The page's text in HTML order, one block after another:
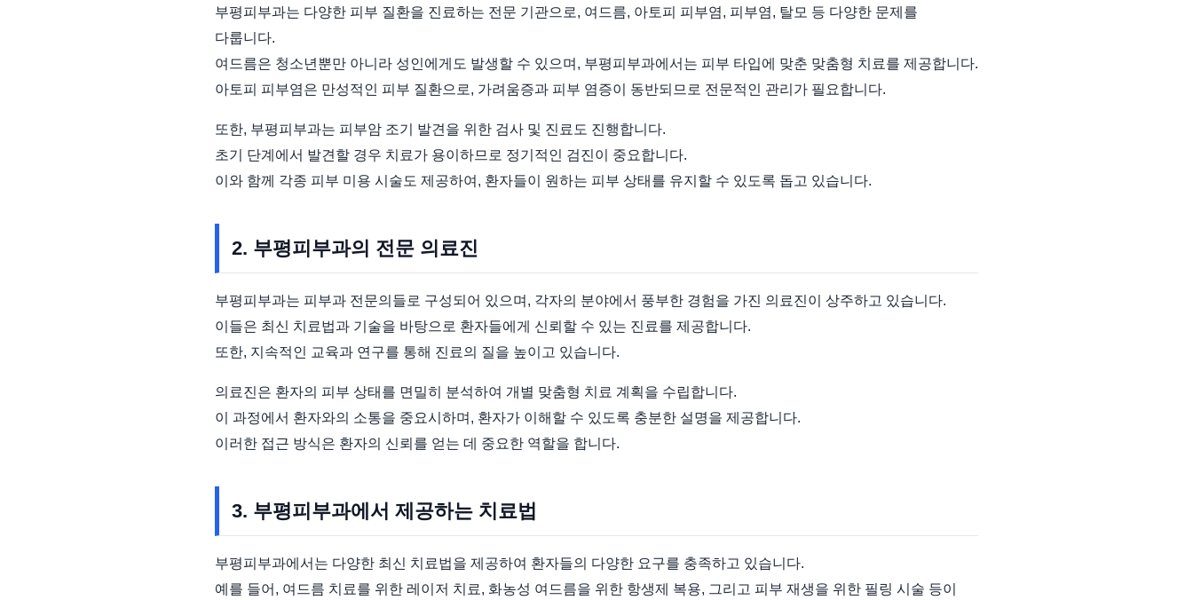
부평피부과는 다양한 피부 질환을 진료하는 전문 기관으로, 여드름, 아토피 피부염, 피부염, 탈모 등 다양한 문제를
다룹니다.
여드름은 청소년뿐만 아니라 성인에게도 발생할 수 있으며, 부평피부과에서는 피부 타입에 맞춘 맞춤형 치료를 제공합니다.
아토피 피부염은 만성적인 피부 질환으로, 가려움증과 피부 염증이 동반되므로 전문적인 관리가 필요합니다.
또한, 부평피부과는 피부암 조기 발견을 위한 검사 및 진료도 진행합니다.
초기 단계에서 발견할 경우 치료가 용이하므로 정기적인 검진이 중요합니다.
이와 함께 각종 피부 미용 시술도 제공하여, 환자들이 원하는 피부 상태를 유지할 수 있도록 돕고 있습니다.
2. 부평피부과의 전문 의료진
부평피부과는 피부과 전문의들로 구성되어 있으며, 각자의 분야에서 풍부한 경험을 가진 의료진이 상주하고 있습니다.
이들은 최신 치료법과 기술을 바탕으로 환자들에게 신뢰할 수 있는 진료를 제공합니다.
또한, 지속적인 교육과 연구를 통해 진료의 질을 높이고 있습니다.
의료진은 환자의 피부 상태를 면밀히 분석하여 개별 맞춤형 치료 계획을 수립합니다.
이 과정에서 환자와의 소통을 중요시하며, 환자가 이해할 수 있도록 충분한 설명을 제공합니다.
이러한 접근 방식은 환자의 신뢰를 얻는 데 중요한 역할을 합니다.
3. 부평피부과에서 제공하는 치료법
부평피부과에서는 다양한 최신 치료법을 제공하여 환자들의 다양한 요구를 충족하고 있습니다.
예를 들어, 여드름 치료를 위한 레이저 치료, 화농성 여드름을 위한 항생제 복용, 그리고 피부 재생을 위한 필링 시술 등이